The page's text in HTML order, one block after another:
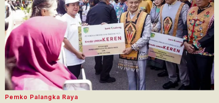
Pemko Palangka Raya